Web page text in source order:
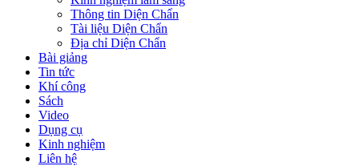
Thông tin Diện Chẩn
Tài liệu Diện Chẩn
Địa chỉ Diện Chẩn
Bài giảng
Tin tức
Khí công
Sách
Video
Dụng cụ
Kinh nghiệm
Liên hệ